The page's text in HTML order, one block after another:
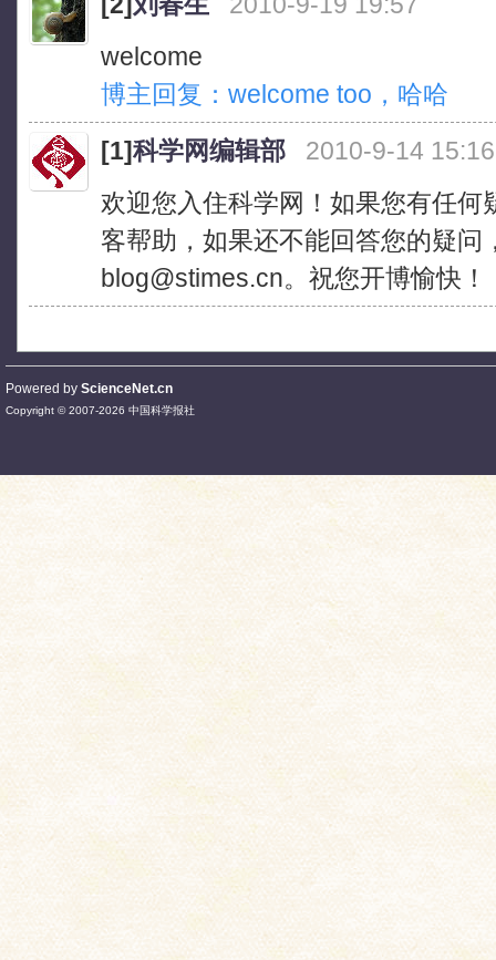
welcome
博主回复：welcome too，哈哈
[1]科学网编辑部
2010-9-14 15:16
欢迎您入住科学网！如果您有任
客帮助，如果还不能回答您的疑问
blog@stimes.cn。祝您开博愉快！
Powered by ScienceNet.cn
Copyright © 2007-2026 中国科学报社